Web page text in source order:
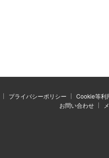
プライバシーポリシー Cookie等利
お問い合わせ